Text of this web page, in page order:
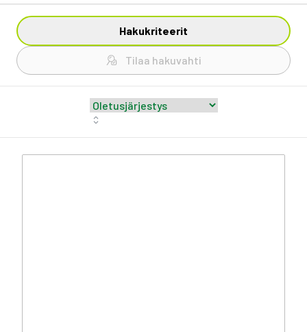
Hakukriteerit
Tilaa hakuvahti